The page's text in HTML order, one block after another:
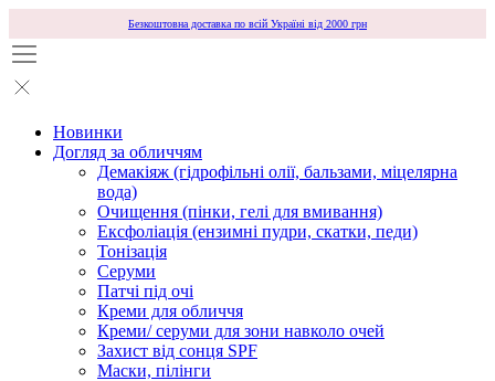
Безкоштовна доставка по всій Україні від 2000 грн
Новинки
Догляд за обличчям
Демакіяж (гідрофільні олії, бальзами, міцелярна
вода)
Очищення (пінки, гелі для вмивання)
Ексфоліація (ензимні пудри, скатки, педи)
Тонізація
Серуми
Патчі під очі
Креми для обличчя
Креми/ серуми для зони навколо очей
Захист від сонця SPF
Маски, пілінги